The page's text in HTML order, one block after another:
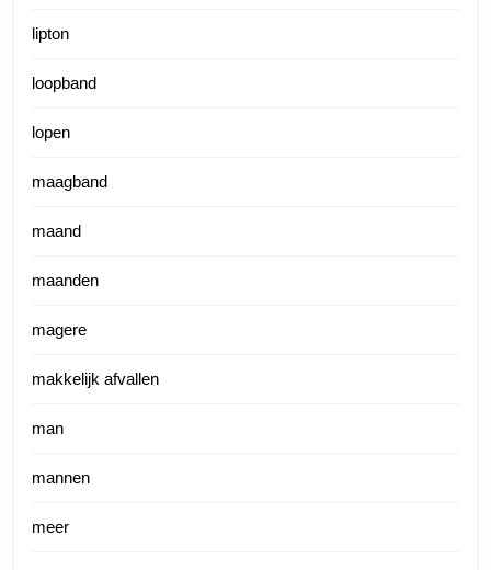
lipton
loopband
lopen
maagband
maand
maanden
magere
makkelijk afvallen
man
mannen
meer